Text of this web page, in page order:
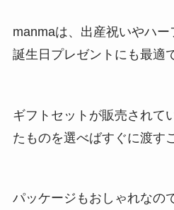
manmaは、出産祝いやハ
誕生日プレゼントにも最適
ギフトセットが販売されて
たものを選べばすぐに渡す
パッケージもおしゃれなの